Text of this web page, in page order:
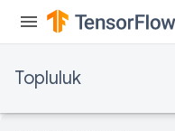
Topluluk